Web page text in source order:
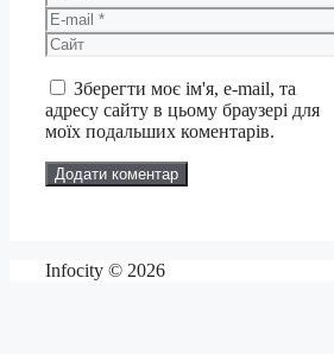
E-
mail
Сайт
Зберегти моє ім'я, e-mail, та
адресу сайту в цьому браузері для
моїх подальших коментарів.
Infocity © 2026